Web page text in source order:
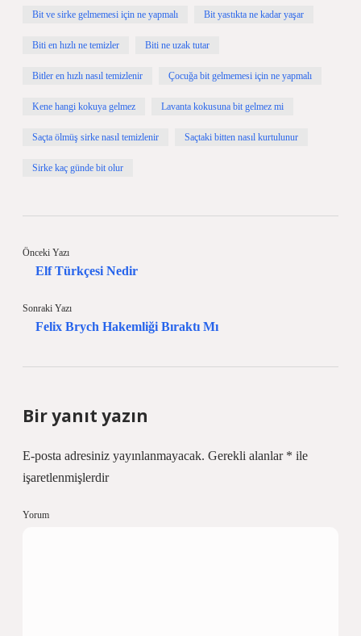
Bit ve sirke gelmemesi için ne yapmalı Bit yastıkta ne kadar yaşar
Biti en hızlı ne temizler Biti ne uzak tutar
Bitler en hızlı nasıl temizlenir Çocuğa bit gelmemesi için ne yapmalı
Kene hangi kokuya gelmez Lavanta kokusuna bit gelmez mi
Saçta ölmüş sirke nasıl temizlenir Saçtaki bitten nasıl kurtulunur
Sirke kaç günde bit olur
Önceki Yazı
Elf Türkçesi Nedir
Sonraki Yazı
Felix Brych Hakemliği Bıraktı Mı
Bir yanıt yazın
E-posta adresiniz yayınlanmayacak. Gerekli alanlar * ile
işaretlenmişlerdir
Yorum